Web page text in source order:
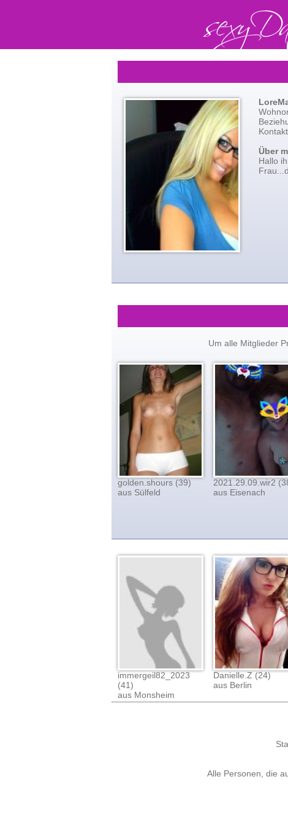
Über
Hallo
Um alle Mitglieder
golden.shours (39)
aus Sülfeld
2021.29.09.wir2
aus Eisenach
immergeil82_2023
(41)
aus Monsheim
Danielle.Z (24)
aus Berlin
Alle Personen, die